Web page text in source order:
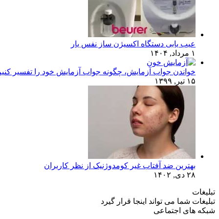
عیب یابی دستگاه اکسیژن ساز نفس یار
۱ مرداد, ۱۴۰۴
خواندن جواب آزمایش، چگونه جواب آزمایش خود را تفسیر
۱۵ تیر, ۱۳۹۹
بهترین ضد آفتاب غیر کومدوژنیک از نظر کاربران
۲۸ دی, ۱۴۰۲
تبلیغات
تبلیغات شما می تواند اینجا قرار گیرد
شبکه های اجتماعی